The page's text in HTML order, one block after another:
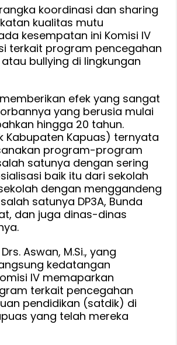
koordinasi dan sharing
kualitas mutu
kesempatan ini Komisi IV
terkait program pencegahan
bullying di lingkungan
efek yang sangat
yang berusia mulai
hingga 20 tahun.
Kabupaten Kapuas) ternyata
program-program
satunya dengan sering
baik itu dari sekolah
dengan menggandeng
satunya DP3A, Bunda
dan juga dinas-dinas
Aswan, M.Si., yang
kedatangan
IV memaparkan
terkait pencegahan
pendidikan (satdik) di
yang telah mereka